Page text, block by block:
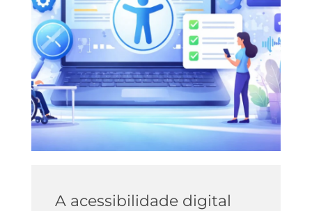
A acessibilidade digital